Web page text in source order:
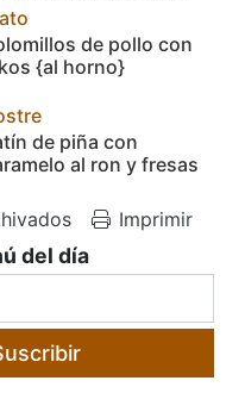
de pollo con
{al horno}
de piña con
al ron y fresas
Imprimir
del día